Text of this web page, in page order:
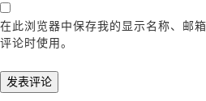
在此浏览器中保存我的显示名称、邮
评论时使用。